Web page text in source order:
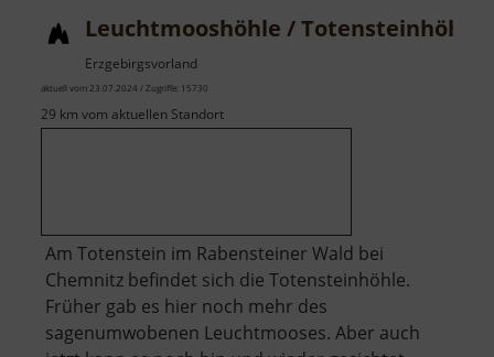
Leuchtmooshöhle / Totensteinhöhle
Erzgebirgsvorland
aktuell vom 23.07.2024 / Zugriffe: 15730
29 km vom aktuellen Standort
Am Totenstein im Rabensteiner Wald bei
Chemnitz befindet sich die Totensteinhöhle.
Früher gab es hier noch mehr des
sagenumwobenen Leuchtmooses. Aber auch